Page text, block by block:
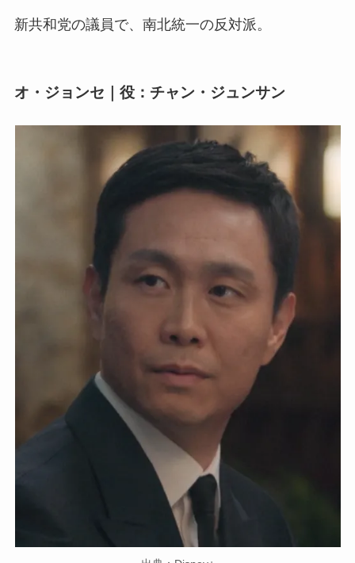
新共和党の議員で、南北統一の反対派。
オ・ジョンセ｜役：チャン・ジュンサン